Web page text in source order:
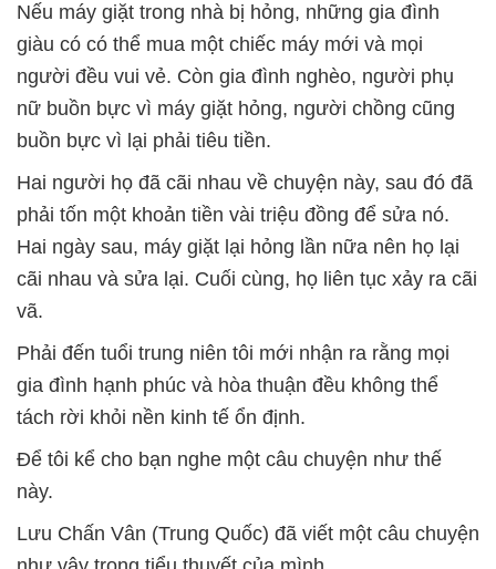
Nếu máy giặt trong nhà bị hỏng, những gia đình
giàu có có thể mua một chiếc máy mới và mọi
người đều vui vẻ. Còn gia đình nghèo, người phụ
nữ buồn bực vì máy giặt hỏng, người chồng cũng
buồn bực vì lại phải tiêu tiền.
Hai người họ đã cãi nhau về chuyện này, sau đó đã
phải tốn một khoản tiền vài triệu đồng để sửa nó.
Hai ngày sau, máy giặt lại hỏng lần nữa nên họ lại
cãi nhau và sửa lại. Cuối cùng, họ liên tục xảy ra cãi
vã.
Phải đến tuổi trung niên tôi mới nhận ra rằng mọi
gia đình hạnh phúc và hòa thuận đều không thể
tách rời khỏi nền kinh tế ổn định.
Để tôi kể cho bạn nghe một câu chuyện như thế
này.
Lưu Chấn Vân (Trung Quốc) đã viết một câu chuyện